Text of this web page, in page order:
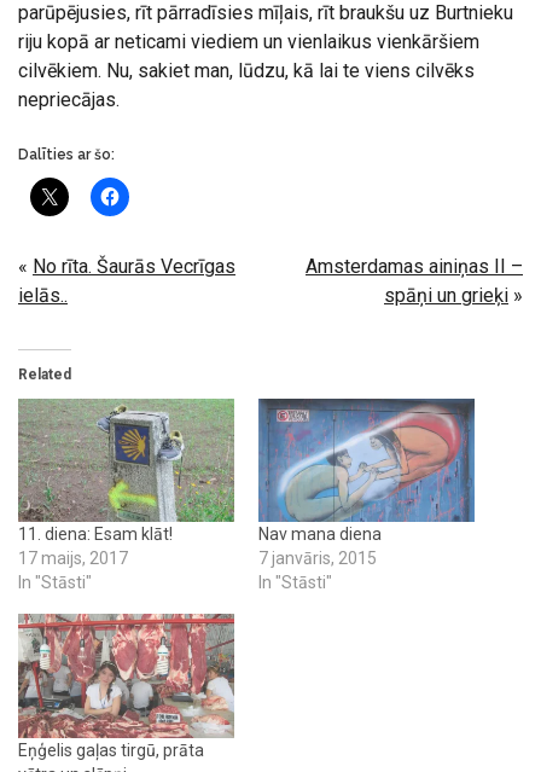
parūpējusies, rīt pārradīsies mīļais, rīt braukšu uz Burtnieku
riju kopā ar neticami viediem un vienlaikus vienkāršiem
cilvēkiem. Nu, sakiet man, lūdzu, kā lai te viens cilvēks
nepriecājas.
Dalīties ar šo:
« No rīta. Šaurās Vecrīgas
ielās..
Amsterdamas ainiņas II –
spāņi un grieķi »
Related
11. diena: Esam klāt!
17 maijs, 2017
In "Stāsti"
Nav mana diena
7 janvāris, 2015
In "Stāsti"
Eņģelis gaļas tirgū, prāta